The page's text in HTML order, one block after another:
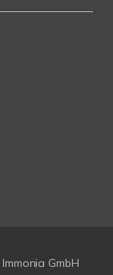
Immonia GmbH